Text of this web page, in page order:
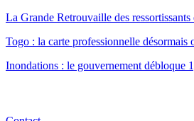
La Grande Retrouvaille des
Togo : la carte professionnelle
Inondations : le gouvernement